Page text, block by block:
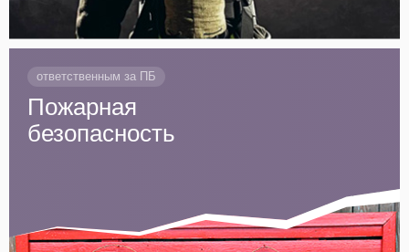
ответственным за ПБ
Пожарная
безопасность